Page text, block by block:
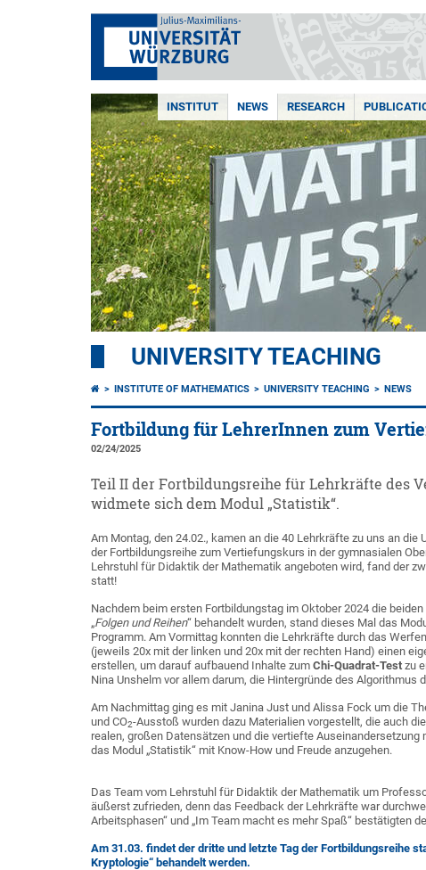
INSTITUT NEWS RESEARCH
UNIVERSITY TEACHING
INSTITUTE OF MATHEMATICS UNIVERSITY TEACHING NEWS
Fortbildung für LehrerInnen zum
02/24/2025
Teil II der Fortbildungsreihe für Lehrkräfte des
widmete sich dem Modul „Statistik“.
Am Montag, den 24.02., kamen an die 40 Lehrkräfte zu uns an die
der Fortbildungsreihe zum Vertiefungskurs in der gymnasialen
Lehrstuhl für Didaktik der Mathematik angeboten wird, fand der
statt!
Nachdem beim ersten Fortbildungstag im Oktober 2024 die beiden
„Folgen und Reihen“ behandelt wurden, stand dieses Mal das
Programm. Am Vormittag konnten die Lehrkräfte durch das
(jeweils 20x mit der linken und 20x mit der rechten Hand) einen
erstellen, um darauf aufbauend Inhalte zum Chi-Quadrat-Test zu
Nina Unshelm vor allem darum, die Hintergründe des Algorithmus
Am Nachmittag ging es mit Janina Just und Alissa Fock um die
und CO2-Ausstoß wurden dazu Materialien vorgestellt, die auch
realen, großen Datensätzen und die vertiefte
das Modul „Statistik“ mit Know-How und Freude anzugehen.
Das Team vom Lehrstuhl für Didaktik der Mathematik um
äußerst zufrieden, denn das Feedback der Lehrkräfte war
Arbeitsphasen“ und „Im Team macht es mehr Spaß“ bestätigten
Am 31.03. findet der dritte und letzte Tag der Fortbildungsreihe
Kryptologie“ behandelt werden.